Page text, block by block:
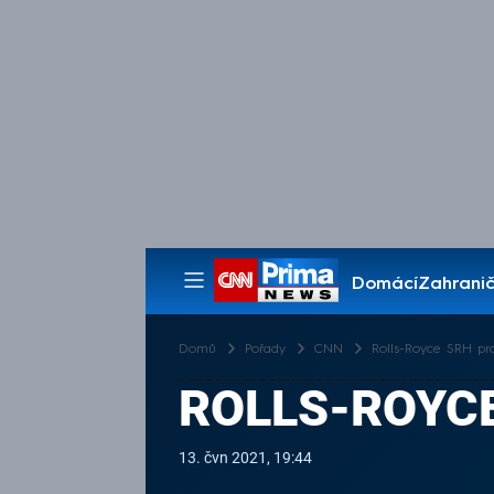
Domácí
Pořady
Domů Pořady CNN Rolls-Royce SRH
ROLLS-
13. čvn 2021, 19:44